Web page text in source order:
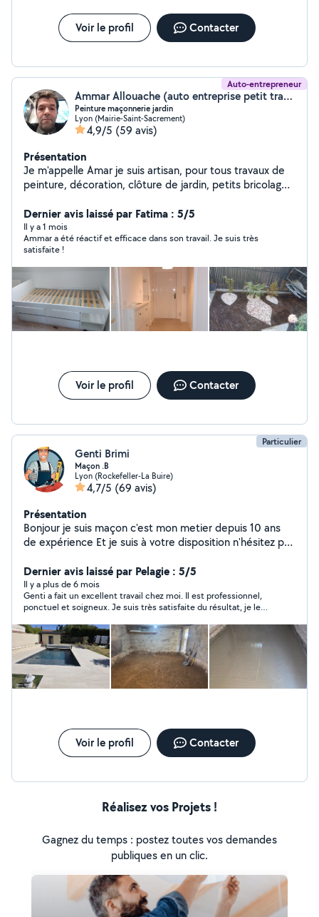
Voir le profil Contacter
Auto-entrepreneur
Ammar Allouache (auto entreprise petit travaux)
Peinture maçonnerie jardin
Lyon (Mairie-Saint-Sacrement)
4,9/5 (59 avis)
Présentation
Je m'appelle Amar je suis artisan, pour tous travaux de
peinture, décoration, clôture de jardin, petits bricolages
fabrication dressing, réparation du volet roulant et
montage de cuisine.
Dernier avis laissé par Fatima : 5/5
Il y a 1 mois
Ammar a été réactif et efficace dans son travail. Je suis très
satisfaite !
Voir le profil Contacter
Particulier
Genti Brimi
Maçon .B
Lyon (Rockefeller-La Buire)
4,7/5 (69 avis)
Présentation
Bonjour je suis maçon c'est mon metier depuis 10 ans
de expérience Et je suis à votre disposition n'hésitez pas
les environs aussi Des petits bricolage Carrelage
Peinture Montage et démontage.... ect
Dernier avis laissé par Pelagie : 5/5
Il y a plus de 6 mois
Genti a fait un excellent travail chez moi. Il est professionnel,
ponctuel et soigneux. Je suis très satisfaite du résultat, je le
Voir le profil Contacter
Réalisez vos Projets !
Gagnez du temps : postez toutes vos demandes
publiques en un clic.